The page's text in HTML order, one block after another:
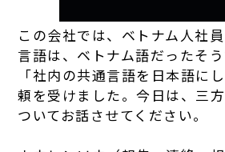
この会社では、ベトナム人社
言語は、ベトナム語だったそ
「社内の共通言語を日本語に
頼を受けました。今日は、三
ついてお話させてください。